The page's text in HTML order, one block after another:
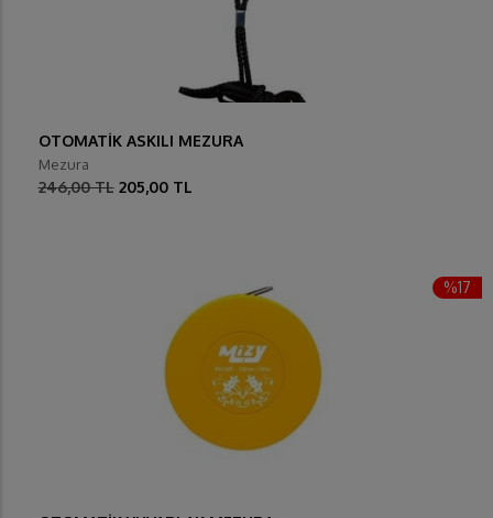
OTOMATİK ASKILI MEZURA
Mezura
246,00 TL 205,00 TL
%17